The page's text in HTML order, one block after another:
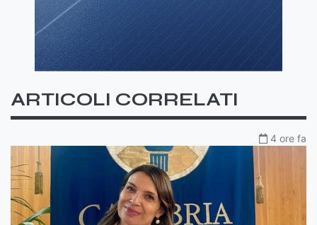
ARTICOLI CORRELATI
4 ore fa